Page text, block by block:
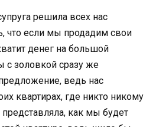
решила всех нас
что если мы продадим свои
денег на большой
золовкой сразу же
ведь нас
квартирах, где никто никому
как мы будет